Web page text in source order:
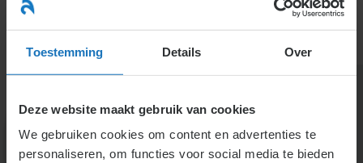
Toestemming Details Over
Deze website maakt gebruik van cookies
We gebruiken cookies om content en advertenties te
personaliseren, om functies voor social media te bieden
naar
inhoud